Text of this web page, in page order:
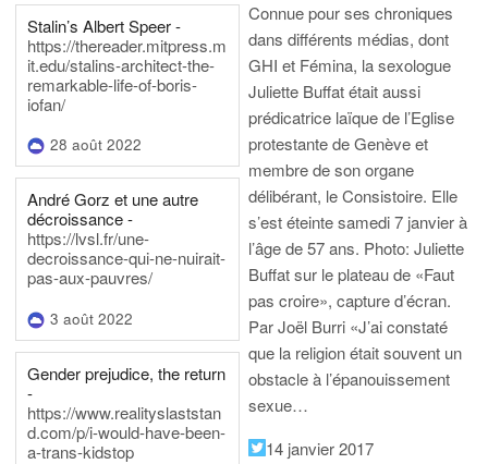
Stalin’s Albert Speer -
https://thereader.mitpress.m
it.edu/stalins-architect-the-
remarkable-life-of-boris-
iofan/
28 août 2022
André Gorz et une autre
décroissance -
https://lvsl.fr/une-
decroissance-qui-ne-nuirait-
pas-aux-pauvres/
3 août 2022
Gender prejudice, the return
-
https://www.realityslaststan
d.com/p/i-would-have-been-
a-trans-kidstop
Connue pour ses chroniques
dans différents médias, dont
GHI et Fémina, la sexologue
Juliette Buffat était aussi
prédicatrice laïque de l’Eglise
protestante de Genève et
membre de son organe
délibérant, le Consistoire. Elle
s’est éteinte samedi 7 janvier à
l’âge de 57 ans. Photo: Juliette
Buffat sur le plateau de «Faut
pas croire», capture d’écran.
Par Joël Burri «J’ai constaté
que la religion était souvent un
obstacle à l’épanouissement
sexue…
14 janvier 2017